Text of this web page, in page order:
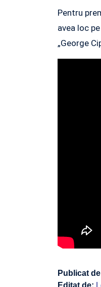
Pentru
avea loc
„George
Publicat
Editat de: